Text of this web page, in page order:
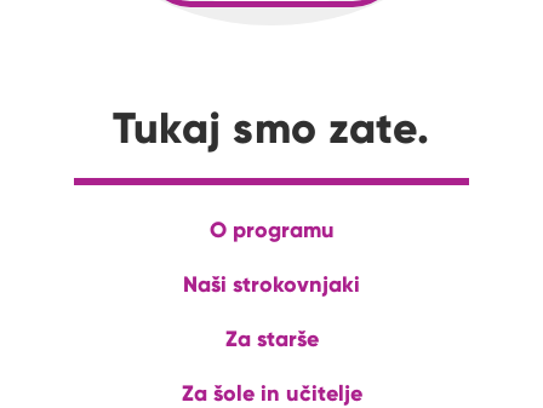
Tukaj smo zate.
O programu
Naši strokovnjaki
Za starše
Za šole in učitelje